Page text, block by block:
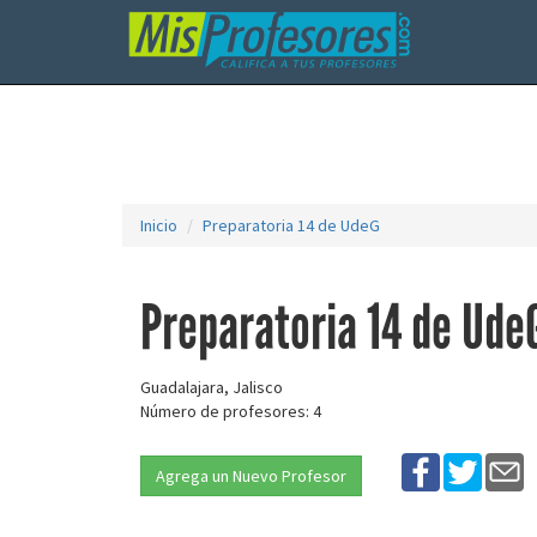
Inicio Preparatoria 14 de UdeG
Preparatoria 14 de
Guadalajara, Jalisco
Número de profesores: 4
Agrega un Nuevo Profesor